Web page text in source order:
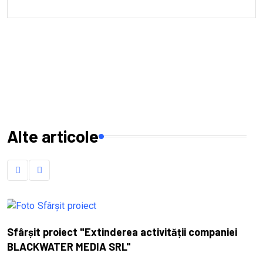
Alte articole
Sfârșit proiect "Extinderea activității companiei
BLACKWATER MEDIA SRL"